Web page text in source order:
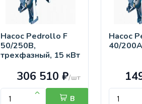
Насос Pedrollo F
50/250B,
трехфазный, 15 кВт
306 510 ₽/шт
В
Насос
40/